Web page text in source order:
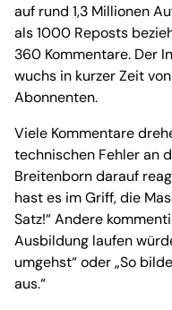
auf rund 1,3 Millionen
als 1000 Reposts
360 Kommentare. Der
wuchs in kurzer Zeit
Abonnenten.
Viele Kommentare
technischen Fehler an
Breitenborn darauf
hast es im Griff, die
Satz!“ Andere
Ausbildung laufen
umgehst“ oder „So
aus.“